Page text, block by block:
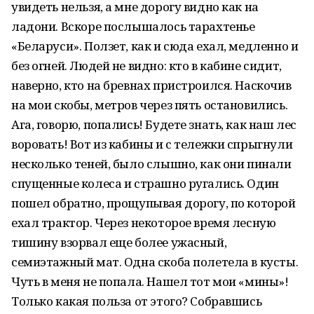
увидеть нельзя, а мне дорогу видно как на
ладони. Вскоре послышалось тарахтенье
«Беларуси». Ползет, как и сюда ехал, медленно и
без огней. Людей не видно: кто в кабине сидит,
наверно, кто на бревнах пристроился. Наскочив
на мои скобы, метров через пять остановились.
Ага, говорю, попались! Будете знать, как наш лес
воровать! Вот из кабины и с тележки спрыгнули
несколько теней, было слышно, как они пинали
спущенные колеса и страшно ругались. Один
пошел обратно, прощупывая дорогу, по которой
ехал трактор. Через некоторое время лесную
тишину взорвал еще более ужасный,
семиэтажный мат. Одна скоба полетела в кусты.
Чуть в меня не попала. Нашел тот мои «мины»!
Только какая польза от этого? Собравшись